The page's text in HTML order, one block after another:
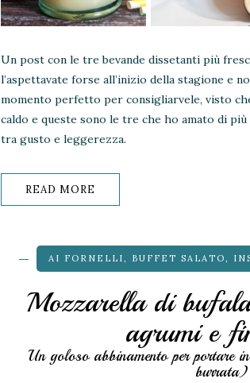
Un post con le tre bevande dissetanti più
l’aspettavate forse all’inizio della stagione e
momento perfetto per consigliarvele, visto
caldo e queste sono le tre che ho amato di
tra gusto e leggerezza.
READ MORE
AI FORNELLI, BUFFET SALATO,
Mozzarella di
agrumi e
Un goloso abbinamento per
burrata)